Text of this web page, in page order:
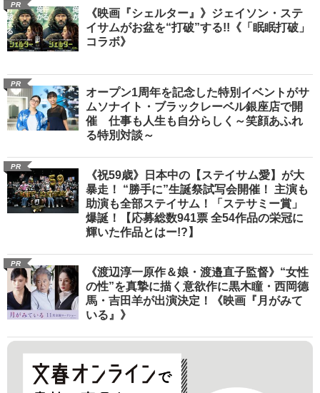
PR
《映画『シェルター』》ジェイソン・ステ
イサムがお盆を“打破”する!!《「眠眠打破」
コラボ》
PR
オープン1周年を記念した特別イベントがサ
ムソナイト・ブラックレーベル銀座店で開
催 仕事も人生も自分らしく～笑顔あふれ
る特別対談～
PR
《祝59歳》日本中の【ステイサム愛】が大
暴走！ “勝手に”生誕祭試写会開催！ 主演も
助演も全部ステイサム！「ステサミー賞」
爆誕！【応募総数941票 全54作品の栄冠に
輝いた作品とはー!?】
PR
《渡辺淳一原作＆娘・渡邉直子監督》“女性
の性”を真摯に描く意欲作に黒木瞳・西岡德
馬・吉田羊が出演決定！《映画『月がみて
いる』》